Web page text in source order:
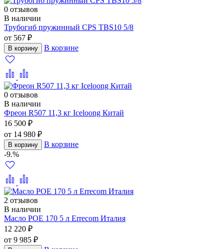
0 отзывов
В наличии
Трубогиб пружинный CPS TBS10 5/8
от 567 ₽
В корзину В корзине
0 отзывов
В наличии
Фреон R507 11,3 кг Iceloong Китай
16 500 ₽
от 14 980 ₽
В корзину
В корзине
-9.%
2 отзывов
В наличии
Масло POE 170 5 л Errecom Италия
12 220 ₽
от 9 985 ₽